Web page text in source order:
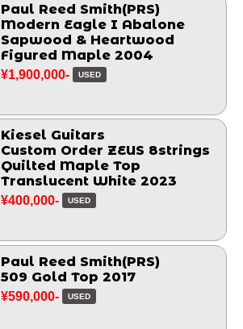
Paul Reed Smith(PRS)
Modern Eagle I Abalone
Sapwood & Heartwood
Figured Maple 2004
¥1,900,000- USED
Kiesel Guitars
Custom Order ZEUS 8strings
Quilted Maple Top
Translucent White 2023
¥400,000- USED
Paul Reed Smith(PRS)
509 Gold Top 2017
¥590,000- USED